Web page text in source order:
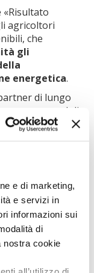
e di marketing,
e servizi in
informazioni sui
di
nostra cookie
agricoltori
che
gli
energetica.
di lungo
su misura».
Andrea Galliazzo,
con il
imigliori
gli
alle
queste,
anno
commerciale di